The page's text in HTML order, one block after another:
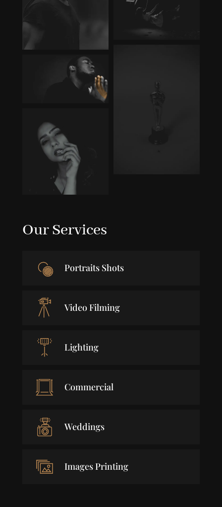
Our Services
Portraits Shots
Video Filming
Lighting
Commercial
Weddings
Images Printing